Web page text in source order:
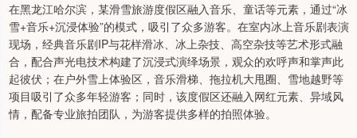
在黑龙江哈尔滨，某滑雪旅游度假区融入音乐、童话等元素，通过“冰
雪+音乐+沉浸体验”的模式，吸引了众多游客。在室内冰上音乐剧表演
现场，经典音乐剧IP与花样滑冰、冰上杂技、高空杂技等艺术形式融
合，配合声光电技术构建了沉浸式演绎场景，观众的欢呼声和掌声此
起彼伏；在户外雪上体验区，音乐滑梯、拖拉机大甩圈、雪地越野等
项目吸引了众多年轻游客；同时，该度假区还融入网红元素、异域风
情，配备专业旅拍团队，为游客提供多样的拍照体验。